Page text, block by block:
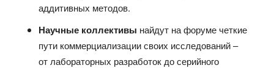
аддитивных методов.
Научные коллективы найдут на форуме четкие
пути коммерциализации своих исследований –
от лабораторных разработок до серийного